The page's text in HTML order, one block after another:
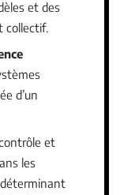
et des
collectif.
d’un
et
les